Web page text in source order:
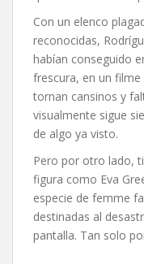
Con un elenco
reconocidas,
habían conseguido
frescura, en un
tornan cansinos y
visualmente sigue
de algo ya visto.
Pero por otro lado,
figura como Eva
especie de femme
destinadas al
pantalla. Tan solo